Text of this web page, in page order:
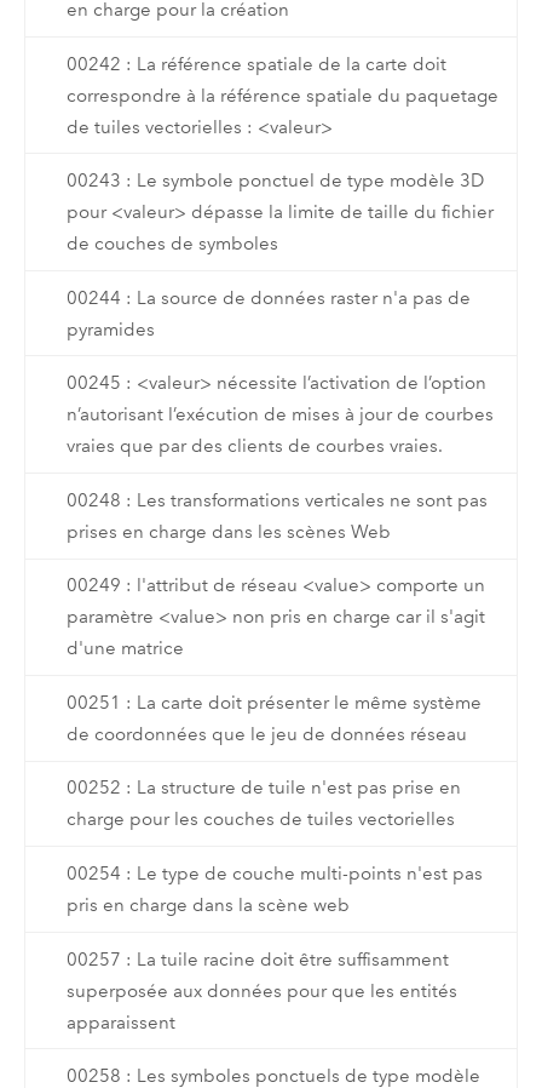
en charge pour la création
00242 : La référence spatiale de la carte doit
correspondre à la référence spatiale du paquetage
de tuiles vectorielles : <valeur>
00243 : Le symbole ponctuel de type modèle 3D
pour <valeur> dépasse la limite de taille du fichier
de couches de symboles
00244 : La source de données raster n'a pas de
pyramides
00245 : <valeur> nécessite l’activation de l’option
n’autorisant l’exécution de mises à jour de courbes
vraies que par des clients de courbes vraies.
00248 : Les transformations verticales ne sont pas
prises en charge dans les scènes Web
00249 : l'attribut de réseau <value> comporte un
paramètre <value> non pris en charge car il s'agit
d'une matrice
00251 : La carte doit présenter le même système
de coordonnées que le jeu de données réseau
00252 : La structure de tuile n'est pas prise en
charge pour les couches de tuiles vectorielles
00254 : Le type de couche multi-points n'est pas
pris en charge dans la scène web
00257 : La tuile racine doit être suffisamment
superposée aux données pour que les entités
apparaissent
00258 : Les symboles ponctuels de type modèle